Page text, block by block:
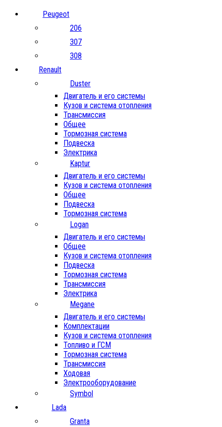
Peugeot
206
307
308
Renault
Duster
Двигатель и его системы
Кузов и система отопления
Трансмиссия
Общее
Тормозная система
Подвеска
Электрика
Kaptur
Двигатель и его системы
Кузов и система отопления
Общее
Подвеска
Тормозная система
Logan
Двигатель и его системы
Общее
Кузов и система отопления
Подвеска
Тормозная система
Трансмиссия
Электрика
Megane
Двигатель и его системы
Комплектации
Кузов и система отопления
Топливо и ГСМ
Тормозная система
Трансмиссия
Ходовая
Электрооборудование
Symbol
Lada
Granta